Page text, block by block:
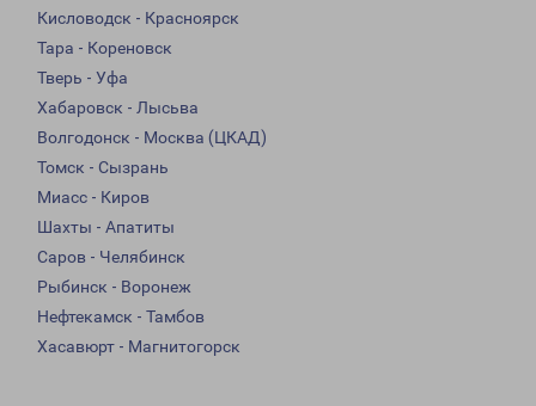
Кисловодск - Красноярск
Тара - Кореновск
Тверь - Уфа
Хабаровск - Лысьва
Волгодонск - Москва (ЦКАД)
Томск - Сызрань
Миасс - Киров
Шахты - Апатиты
Саров - Челябинск
Рыбинск - Воронеж
Нефтекамск - Тамбов
Хасавюрт - Магнитогорск